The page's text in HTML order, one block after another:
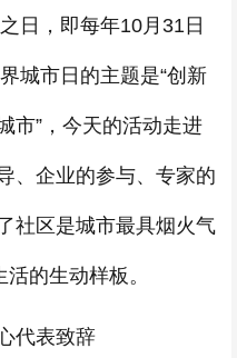
日，即每年10月31日
城市日的主题是“创新
市”，今天的活动走进
、企业的参与、专家的
社区是城市最具烟火气
的生动样板。
代表致辞